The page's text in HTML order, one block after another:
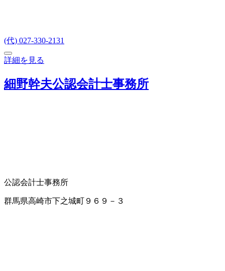
(代) 027-330-2131
詳細を見る
細野幹夫公認会計士事務所
公認会計士事務所
群馬県高崎市下之城町９６９－３